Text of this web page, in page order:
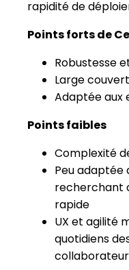
Points faibles
Complexité
Peu adaptée
recherchant
rapide
quotidiens
N°5 - Eurécia
pour PME